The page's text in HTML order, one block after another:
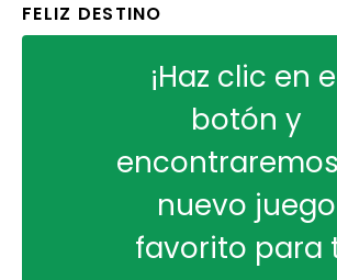
FELIZ DESTINO
¡Haz clic en
botón y
nuevo juego
favorito para